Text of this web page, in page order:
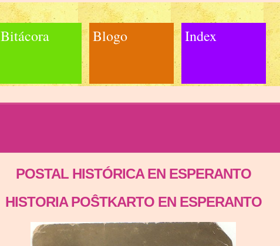
Bitácora Blogo Index
POSTAL HISTÓRICA EN ESPERANTO
HISTORIA POŜTKARTO EN ESPERANTO